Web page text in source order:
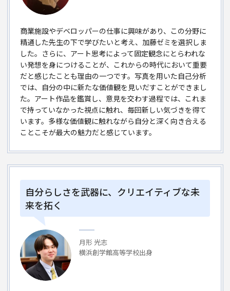
商業施設やデベロッパーの仕事に興味があり、この分野に
精通した先生の下で学びたいと考え、加藤ゼミを選択しま
した。さらに、アート思考によって固定観念にとらわれな
い発想を身につけることが、これからの時代において重要
だと感じたことも理由の一つです。写真を用いた自己分析
では、自分の中に新たな価値観を見いだすことができまし
た。アート作品を鑑賞し、意見を交わす過程では、これま
で持っていなかった視点に触れ、毎回新しい気づきを得て
います。多様な価値観に触れながら自分と深く向き合える
ことこそが最大の魅力だと感じています。
自分らしさを武器に、クリエイティブな未
来を拓く
月形 光志
横浜創学館高等学校出身